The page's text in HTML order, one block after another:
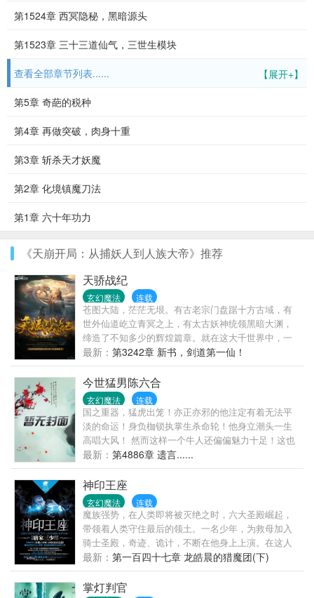
第1524章 西冥隐秘，黑暗源头
第1523章 三十三道仙气，三世生模块
【展开+】
查看全部章节列表......
第5章 奇葩的税种
第4章 再做突破，肉身十重
第3章 斩杀天才妖魔
第2章 化境镇魔刀法
第1章 六十年功力
《天崩开局：从捕妖人到人族大帝》推荐
天骄战纪
玄幻魔法 连载
苍图大陆，茫茫无垠。有古老宗门盘踞十方古域，有
世外仙道屹立青冥之上，有太古妖神统领黑暗大渊，
缔造了不知多少的辉煌篇章。就在这大千世界中，一
个名叫林寻的少年，独自从矿山牢狱中走出，掌御灵
纹，心通万古，踏上了一条古今未有的传奇之路。
最新： 第3242章 新书，剑道第一仙！
今世猛男陈六合
玄幻魔法 连载
国之重器，猛虎出笼！亦正亦邪的他注定有着无法平
淡的命运！身负枷锁执掌生杀命轮！他身立潮头一生
高唱大风！ 然而这样一个牛人还偏偏魅力十足！这也
是一种极大的负担！
最新： 第4886章 遗言......
神印王座
玄幻魔法 连载
魔族强势，在人类即将被灭绝之时，六大圣殿崛起，
带领着人类守住最后的领土。一名少年，为救母加入
骑士圣殿，奇迹、诡计，不断在他身上上演。在这人
类六大圣殿与魔族七十二柱魔神相互倾轧的世界，他
能否登上象征着骑士最高荣耀的神印王座？
最新： 第一百四十七章 龙皓晨的猎魔团(下)
掌灯判官